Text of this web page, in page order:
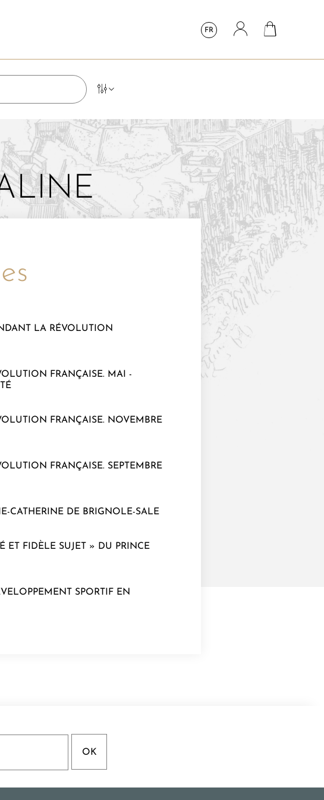
FR
LA RÉVOLUTION
FRANÇAISE. MAI -
FRANÇAISE. NOVEMBRE
FRANÇAISE. SEPTEMBRE
CATHERINE DE BRIGNOLE-SALE
ET FIDÈLE SUJET » DU PRINCE
SPORTIF EN